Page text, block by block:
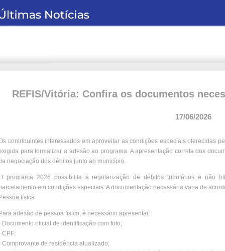
REFIS/Vitória: Confira os documentos
17/06/2026
contribuintes interessados em aproveitar as condições especiais oferecidas
para formalizar a adesão ao programa. A apresentação correta dos
negociação dos débitos junto ao município.
programa 2026 possibilita a regularização de débitos tributários e não
em condições especiais. A documentação necessária varia de
física
adesão de pessoa física, é necessário apresentar:
Documento oficial de identificação com foto;
CPF;
Comprovante de residência atualizado;